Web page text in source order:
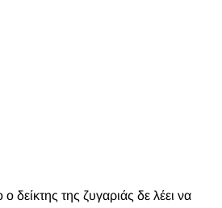
δείκτης της ζυγαριάς δε λέει να